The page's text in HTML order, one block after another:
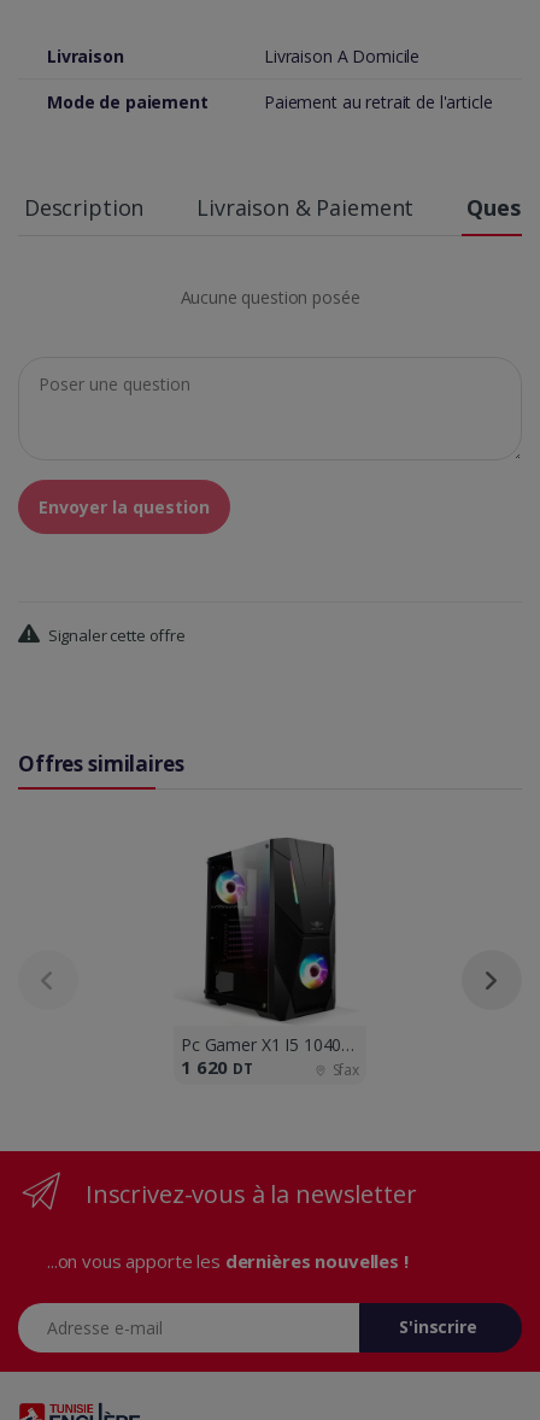
Livraison
Livraison A Domicile
Mode de paiement
Paiement au retrait de l'article
Description Livraison & Paiement
Aucune question posée
Envoyer la question
Signaler cette offre
Offres similaires
Pc Gamer X1 I5 10400F GT 1030 2G 8G
1 620 DT Sfax
Inscrivez-vous à la newsletter
...on vous apporte les dernières nouvelles !
Adresse e-mail
S'inscrire